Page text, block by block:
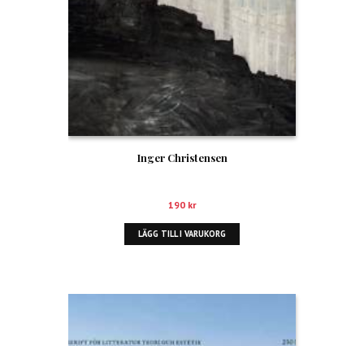
Inger Christensen
190 kr
LÄGG TILL I VARUKORG